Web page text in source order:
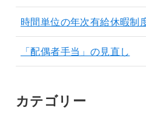
時間単位の年次有給休暇制
「配偶者手当」の見直し
カテゴリー